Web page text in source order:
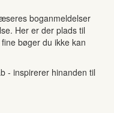
boganmeldelser
Her er der plads til
bøger du ikke kan
- inspirerer hinanden til